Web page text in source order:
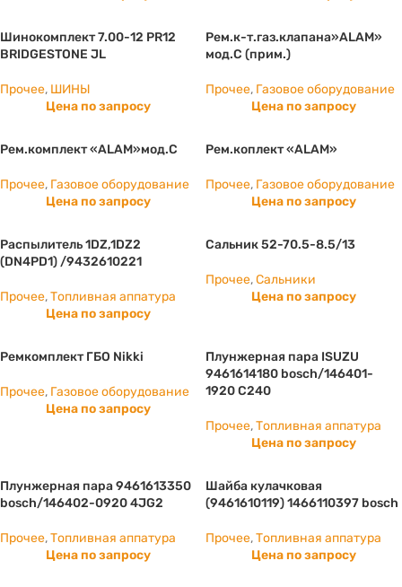
Шинокомплект 7.00-12 PR12
BRIDGESTONE JL
Прочее, ШИНЫ
Цена по запросу
Рем.к-т.газ.клапана»ALAM»
мод.С (прим.)
Прочее, Газовое оборудование
Цена по запросу
Рем.комплект «ALAM»мод.С
Прочее, Газовое оборудование
Цена по запросу
Рем.коплект «ALAM»
Прочее, Газовое оборудование
Цена по запросу
Распылитель 1DZ,1DZ2
(DN4PD1) /9432610221
Прочее,Топливная аппатура
Цена по запросу
Сальник 52-70.5-8.5/13
Прочее,Сальники
Цена по запросу
Ремкомплект ГБО Nikki
Прочее, Газовое оборудование
Цена по запросу
Плунжерная пара ISUZU
9461614180 bosch/146401-
1920 С240
Прочее,Топливная аппатура
Цена по запросу
Плунжерная пара 9461613350
bosch/146402-0920 4JG2
Прочее,Топливная аппатура
Цена по запросу
Шайба кулачковая
(9461610119) 1466110397 bosch
Прочее,Топливная аппатура
Цена по запросу